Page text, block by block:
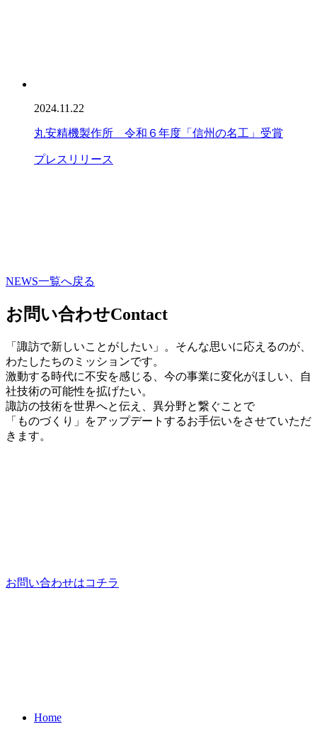
2024.11.22
丸安精機製作所 令和６年度「信州の名工」受賞
プレスリリース
NEWS一覧へ戻る
お問い合わせContact
「諏訪で新しいことがしたい」。そんな思いに応えるのが、
わたしたちのミッションです。
激動する時代に不安を感じる、今の事業に変化がほしい、自
社技術の可能性を拡げたい。
諏訪の技術を世界へと伝え、異分野と繋ぐことで
「ものづくり」をアップデートするお手伝いをさせていただ
きます。
お問い合わせはコチラ
Home